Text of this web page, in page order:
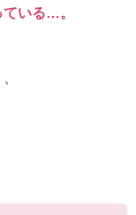
いる…。